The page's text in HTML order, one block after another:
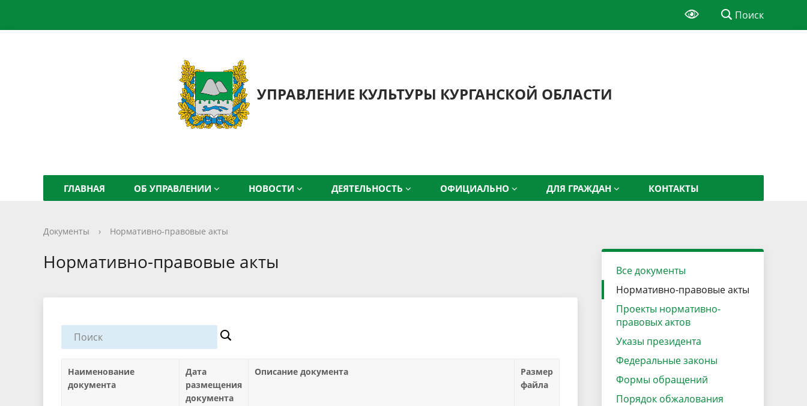
Поиск
УПРАВЛЕНИЕ КУЛЬТУРЫ КУРГАНСКОЙ ОБЛАСТИ
ГЛАВНАЯ ОБ УПРАВЛЕНИИ НОВОСТИ ДЕЯТЕЛЬНОСТЬ ОФИЦИАЛЬНО ДЛЯ ГРАЖДАН КОНТАКТЫ
Документы › Нормативно-правовые акты
Нормативно-правовые акты
Наименование
документа
Дата
размещения
документа
Описание документа
Размер
файла
Все документы
Нормативно-правовые акты
Проекты нормативно-
правовых актов
Указы президента
Федеральные законы
Формы обращений
Порядок обжалования